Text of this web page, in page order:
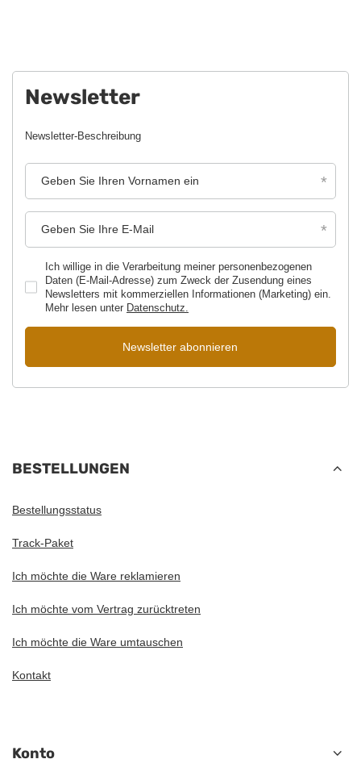
Newsletter
Newsletter-Beschreibung
Geben Sie Ihren Vornamen ein
Geben Sie Ihre E-Mail
Ich willige in die Verarbeitung meiner personenbezogenen
Daten (E-Mail-Adresse) zum Zweck der Zusendung eines
Newsletters mit kommerziellen Informationen (Marketing) ein.
Mehr lesen unter Datenschutz.
Newsletter abonnieren
BESTELLUNGEN
Bestellungsstatus
Track-Paket
Ich möchte die Ware reklamieren
Ich möchte vom Vertrag zurücktreten
Ich möchte die Ware umtauschen
Kontakt
Konto